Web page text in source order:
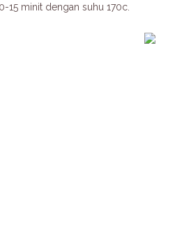
15 minit dengan suhu 170c.